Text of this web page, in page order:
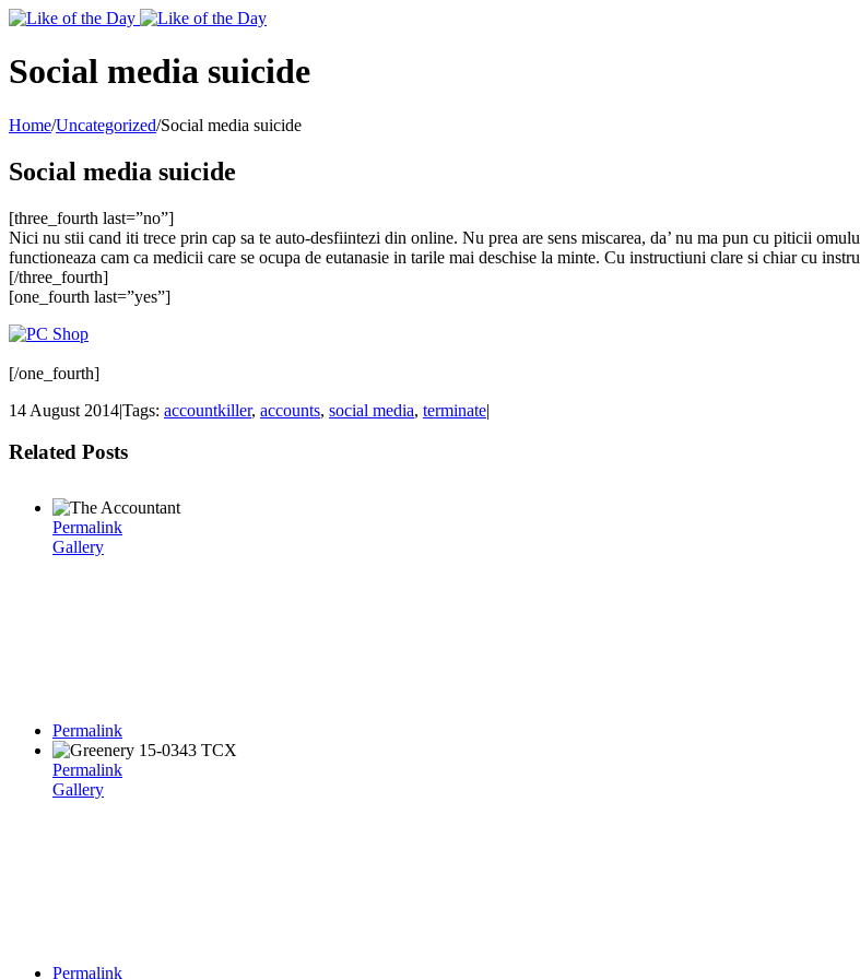
Toggle
Area
Social media suicide
Home/Uncategorized/Social media suicide
Social media suicide
[three_fourth last=”no”]
Nici nu stii cand iti trece prin cap sa te auto-desfiintezi din online. Nu prea are sens miscarea, da’ nu ma pun cu piticii
functioneaza cam ca medicii care se ocupa de eutanasie in tarile mai deschise la minte. Cu instructiuni clare si chiar cu
[/three_fourth]
[one_fourth last=”yes”]
[/one_fourth]
14 August 2014|Tags: accountkiller, accounts, social media, terminate|
Related Posts
Permalink
Gallery
Permalink
Permalink
Gallery
Permalink